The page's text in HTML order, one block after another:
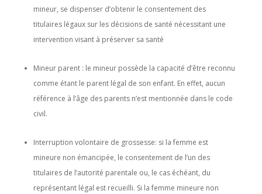
mineur, se dispenser d’obtenir le consentement des
titulaires légaux sur les décisions de santé nécessitant une
intervention visant à préserver sa santé
Mineur parent : le mineur possède la capacité d’être reconnu
comme étant le parent légal de son enfant. En effet, aucun
référence à l’âge des parents n’est mentionnée dans le code
civil.
Interruption volontaire de grossesse: si la femme est
mineure non émancipée, le consentement de l’un des
titulaires de l’autorité parentale ou, le cas échéant, du
représentant légal est recueilli. Si la femme mineure non